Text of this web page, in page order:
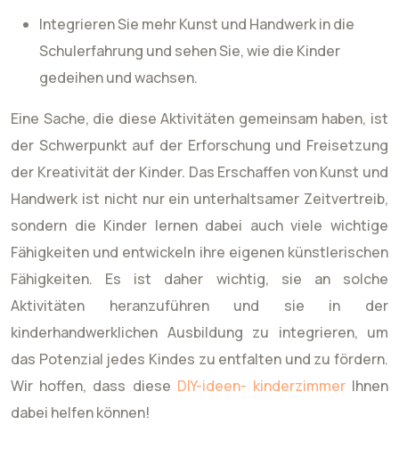
Integrieren Sie mehr Kunst und Handwerk in die
Schulerfahrung und sehen Sie, wie die Kinder
gedeihen und wachsen.
Eine Sache, die diese Aktivitäten gemeinsam haben, ist
der Schwerpunkt auf der Erforschung und Freisetzung
der Kreativität der Kinder. Das Erschaffen von Kunst und
Handwerk ist nicht nur ein unterhaltsamer Zeitvertreib,
sondern die Kinder lernen dabei auch viele wichtige
Fähigkeiten und entwickeln ihre eigenen künstlerischen
Fähigkeiten. Es ist daher wichtig, sie an solche
Aktivitäten heranzuführen und sie in der
kinderhandwerklichen Ausbildung zu integrieren, um
das Potenzial jedes Kindes zu entfalten und zu fördern.
Wir hoffen, dass diese DIY-ideen- kinderzimmerIhnen
dabei helfen können!